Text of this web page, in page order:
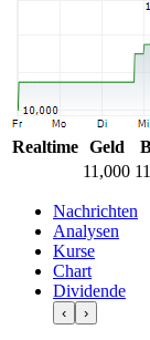
Realtime Geld
11,000
Nachrichten
Analysen
Kurse
Chart
Dividende
‹ ›